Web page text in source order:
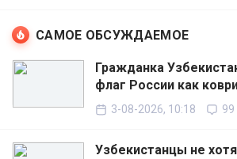
САМОЕ ОБСУЖДАЕМОЕ
Гражданка
флаг России как
3-08-2026, 10:18 99
Узбекистанцы не